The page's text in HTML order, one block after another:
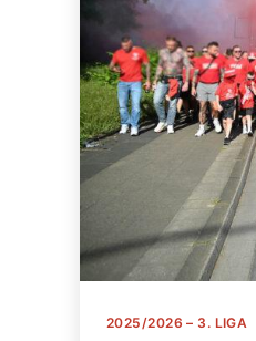
Kategorien
2025/2026 – 3. LIGA